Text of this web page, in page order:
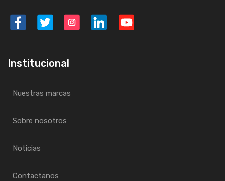
Institucional
Nuestras marcas
Sobre nosotros
Noticias
Contactanos